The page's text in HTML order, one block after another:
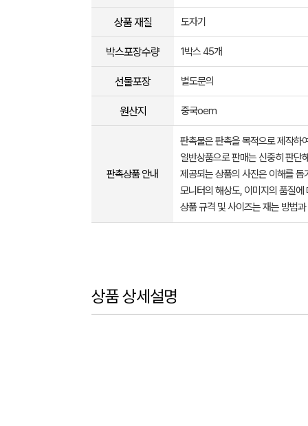
상품 재질 도자기
박스포장수량 1박스 45개
선물포장 별도문의
원산지 중국oem
판촉상품 안내
판촉물은 판촉을 목적으로 제작하
일반상품으로 판매는 신중히 판단
제공되는 상품의 사진은 이해를
모니터의 해상도, 이미지의 품질
상품 규격 및 사이즈는 재는 방법
상품 상세설명